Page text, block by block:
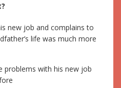
new job and complains to
life was much more
problems with his new job